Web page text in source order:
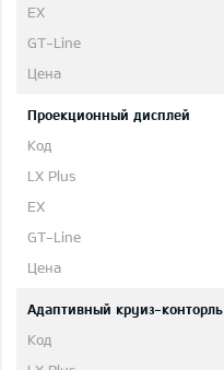
Проекционный дисплей
Адаптивный круиз-конторль